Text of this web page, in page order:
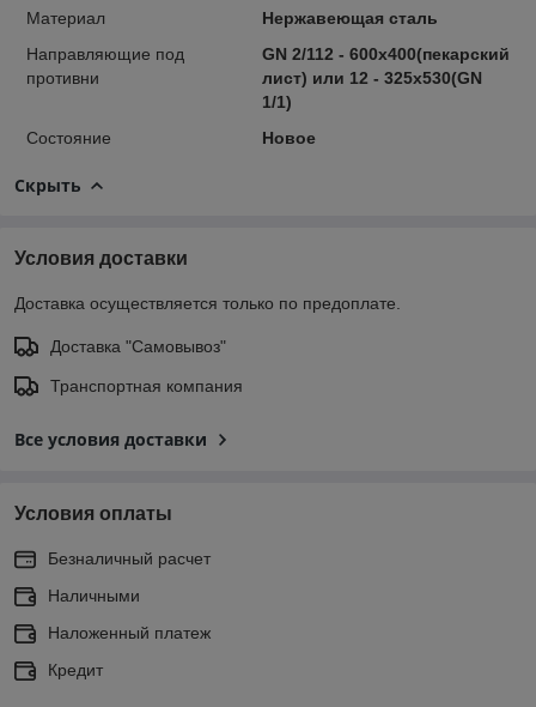
Материал
Нержавеющая сталь
Направляющие под
противни
GN 2/112 - 600х400(пекарский
лист) или 12 - 325х530(GN
1/1)
Состояние
Новое
Скрыть
Условия доставки
Доставка осуществляется только по предоплате.
Доставка "Самовывоз"
Транспортная компания
Все условия доставки
Условия оплаты
Безналичный расчет
Наличными
Наложенный платеж
Кредит